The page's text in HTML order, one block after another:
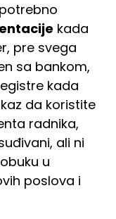
kada
pre svega
sa bankom,
kada
da koristite
radnika,
ali ni
u
poslova i